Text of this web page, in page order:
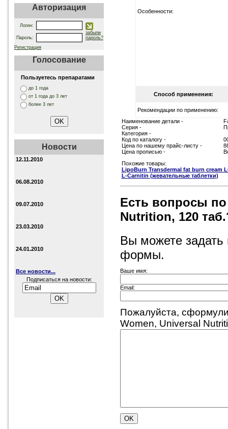
Авторизация
Логин:
Пароль:
забыли
пароль?
Регистрация
Голосование
Пользуетесь препаратами
до 1 года
от 1 года до 3 лет
более 3 лет
Новости
12.11.2010
06.08.2010
09.07.2010
23.03.2010
24.01.2010
Все новости...
Подписаться на новости:
Особенности:
Способ применения:
Рекомендации по применению:
Наименование детали -
Серия -
Категория -
Код по каталогу -
Цена по нашему прайс-листу -
Цена прописью -
Похожие товары:
LipoBurn Transdermal fat burn cream
L-Carnitin (жевательные таблетки)
Есть вопросы
Nutrition, 120
Вы можете
формы.
Ваше имя:
Email:
Пожалуйста,
Women, Universal